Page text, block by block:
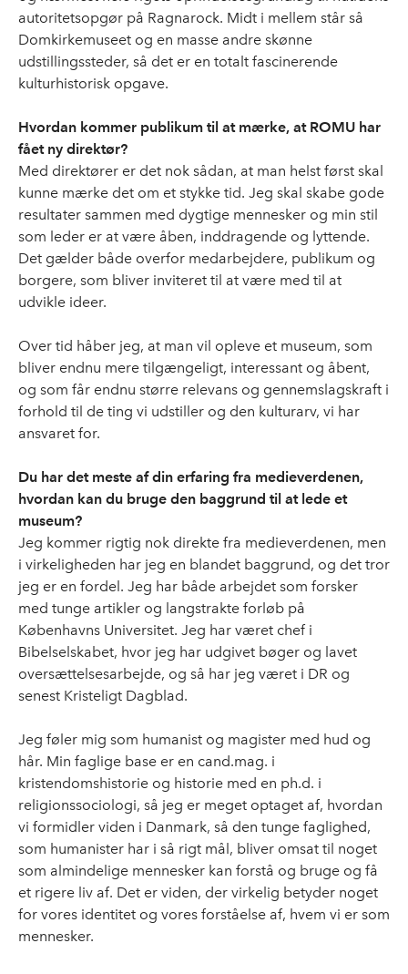
autoritetsopgør på Ragnarock. Midt i mellem står så
Domkirkemuseet og en masse andre skønne
udstillingssteder, så det er en totalt fascinerende
kulturhistorisk opgave.
Hvordan kommer publikum til at mærke, at ROMU har
fået ny direktør?
Med direktører er det nok sådan, at man helst først skal
kunne mærke det om et stykke tid. Jeg skal skabe gode
resultater sammen med dygtige mennesker og min stil
som leder er at være åben, inddragende og lyttende.
Det gælder både overfor medarbejdere, publikum og
borgere, som bliver inviteret til at være med til at
udvikle ideer.
Over tid håber jeg, at man vil opleve et museum, som
bliver endnu mere tilgængeligt, interessant og åbent,
og som får endnu større relevans og gennemslagskraft i
forhold til de ting vi udstiller og den kulturarv, vi har
ansvaret for.
Du har det meste af din erfaring fra medieverdenen,
hvordan kan du bruge den baggrund til at lede et
museum?
Jeg kommer rigtig nok direkte fra medieverdenen, men
i virkeligheden har jeg en blandet baggrund, og det tror
jeg er en fordel. Jeg har både arbejdet som forsker
med tunge artikler og langstrakte forløb på
Københavns Universitet. Jeg har været chef i
Bibelselskabet, hvor jeg har udgivet bøger og lavet
oversættelsesarbejde, og så har jeg været i DR og
senest Kristeligt Dagblad.
Jeg føler mig som humanist og magister med hud og
hår. Min faglige base er en cand.mag. i
kristendomshistorie og historie med en ph.d. i
religionssociologi, så jeg er meget optaget af, hvordan
vi formidler viden i Danmark, så den tunge faglighed,
som humanister har i så rigt mål, bliver omsat til noget
som almindelige mennesker kan forstå og bruge og få
et rigere liv af. Det er viden, der virkelig betyder noget
for vores identitet og vores forståelse af, hvem vi er som
mennesker.